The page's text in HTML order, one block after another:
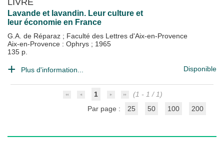
Lavande et lavandin. Leur culture et
leur économie en France
G.A. de Réparaz ; Faculté des Lettres d'Aix-en-Provence
Aix-en-Provence : Ophrys ; 1965
135 p.
Plus d'information... Disponible
1
(1 - 1 / 1)
Par page :
25 50 100 200